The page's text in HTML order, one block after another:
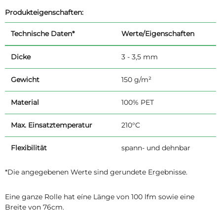
Produkteigenschaften:
Technische Daten* Werte/Eigenschaften
Dicke 3 - 3,5 mm
Gewicht 150 g/m²
Material 100% PET
Max. Einsatztemperatur 210°C
Flexibilität spann- und dehnbar
*Die angegebenen Werte sind gerundete Ergebnisse.
Eine ganze Rolle hat eíne Länge von 100 lfm sowie eine
Breite von 76cm.